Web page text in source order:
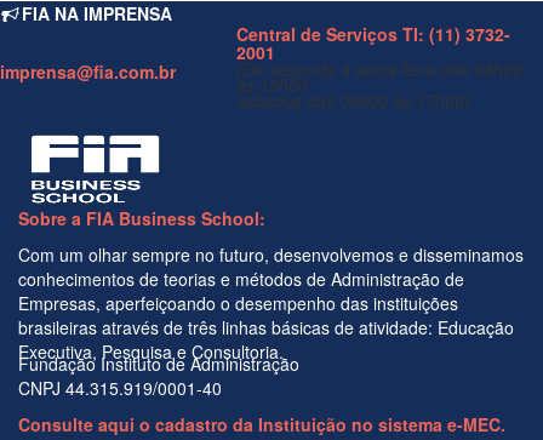
FIA NA IMPRENSA
imprensa@fia.com.br
Central de Serviços TI: (11) 3732-
2001
(De segunda à sexta-feira das 08h00
às 19h00
sábados das 08h00 às 17h00)
Sobre a FIA Business School:
Com um olhar sempre no futuro, desenvolvemos e disseminamos
conhecimentos de teorias e métodos de Administração de
Empresas, aperfeiçoando o desempenho das instituições
brasileiras através de três linhas básicas de atividade: Educação
Executiva, Pesquisa e Consultoria.
Fundação Instituto de Administração
CNPJ 44.315.919/0001-40
Consulte aqui o cadastro da Instituição no sistema e-MEC.